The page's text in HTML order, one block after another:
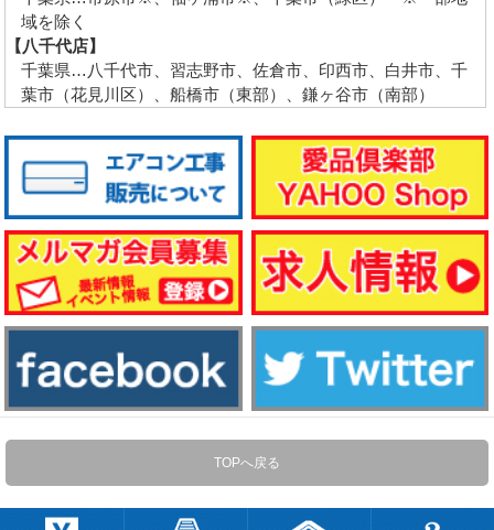
域を除く
【八千代店】
千葉県…八千代市、習志野市、佐倉市、印西市、白井市、千
葉市（花見川区）、船橋市（東部）、鎌ヶ谷市（南部）
TOPへ戻る